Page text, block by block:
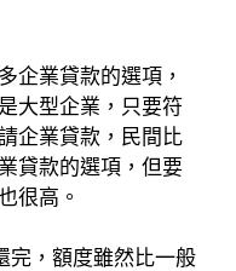
企業貸款的選項，
大型企業，只要符
企業貸款，民間比
貸款的選項，但要
很高。
完，額度雖然比一般